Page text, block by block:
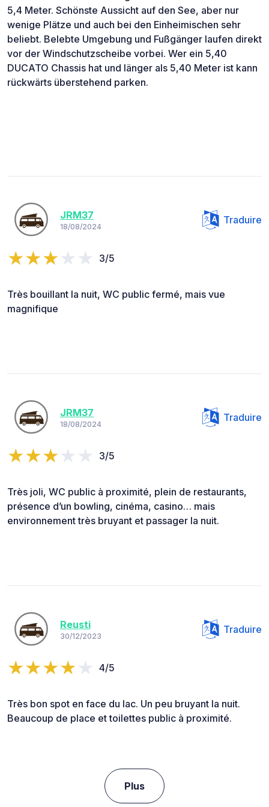
5,4 Meter. Schönste Aussicht auf den See, aber nur
wenige Plätze und auch bei den Einheimischen sehr
beliebt. Belebte Umgebung und Fußgänger laufen direkt
vor der Windschutzscheibe vorbei. Wer ein 5,40
DUCATO Chassis hat und länger als 5,40 Meter ist kann
rückwärts überstehend parken.
JRM37
18/08/2024
Traduire
3/5
Très bouillant la nuit, WC public fermé, mais vue
magnifique
JRM37
18/08/2024
Traduire
3/5
Très joli, WC public à proximité, plein de restaurants,
présence d’un bowling, cinéma, casino… mais
environnement très bruyant et passager la nuit.
Reusti
30/12/2023
Traduire
4/5
Très bon spot en face du lac. Un peu bruyant la nuit.
Beaucoup de place et toilettes public à proximité.
Plus